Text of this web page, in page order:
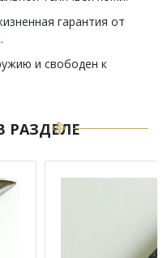
гарантия от
и свободен к
РАЗДЕЛЕ